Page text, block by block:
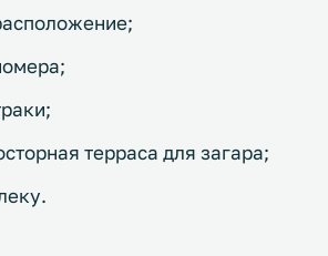
терраса для загара;